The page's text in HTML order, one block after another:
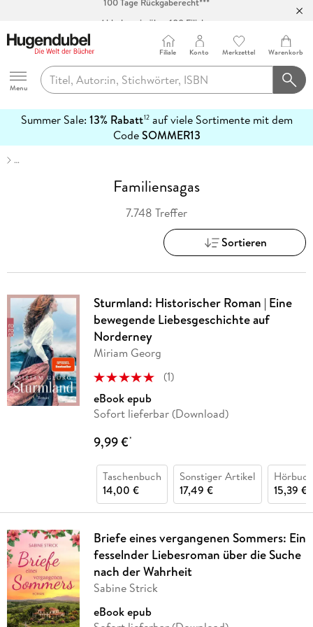
Abholung in über 100 Filialen
Hugendubel
Menu
Filiale Konto Merkzettel Warenkorb
Summer Sale: 13% Rabatt12auf viele Sortimente mit dem
CodeSOMMER13
erfahren
…
Familiensagas
7.748 Treffer
Sortieren
Sturmland: Historischer Roman | Eine
bewegende Liebesgeschichte auf
Norderney
Miriam Georg
(1)
eBook epub
Sofort lieferbar (Download)
9,99 €*
Taschenbuch
14,00 €
Sonstiger Artikel
17,49 €
15,39 €
Briefe eines vergangenen Sommers: Ein
fesselnder Liebesroman über die Suche
nach der Wahrheit
Sabine Strick
eBook epub